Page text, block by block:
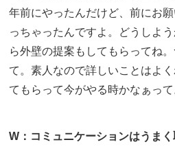
年前にやったんだけど、前にお
っちゃったんですよ。どうしよ
ら外壁の提案もしてもらってね
て。素人なので詳しいことはよ
てもらって今がやる時かなぁって
W：コミュニケーションはうま